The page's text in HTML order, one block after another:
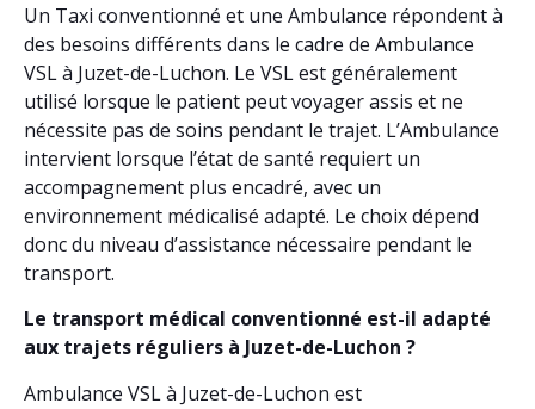
Un Taxi conventionné et une Ambulance répondent à
des besoins différents dans le cadre de Ambulance
VSL à Juzet-de-Luchon. Le VSL est généralement
utilisé lorsque le patient peut voyager assis et ne
nécessite pas de soins pendant le trajet. L’Ambulance
intervient lorsque l’état de santé requiert un
accompagnement plus encadré, avec un
environnement médicalisé adapté. Le choix dépend
donc du niveau d’assistance nécessaire pendant le
transport.
Le transport médical conventionné est-il adapté
aux trajets réguliers à Juzet-de-Luchon ?
Ambulance VSL à Juzet-de-Luchon est